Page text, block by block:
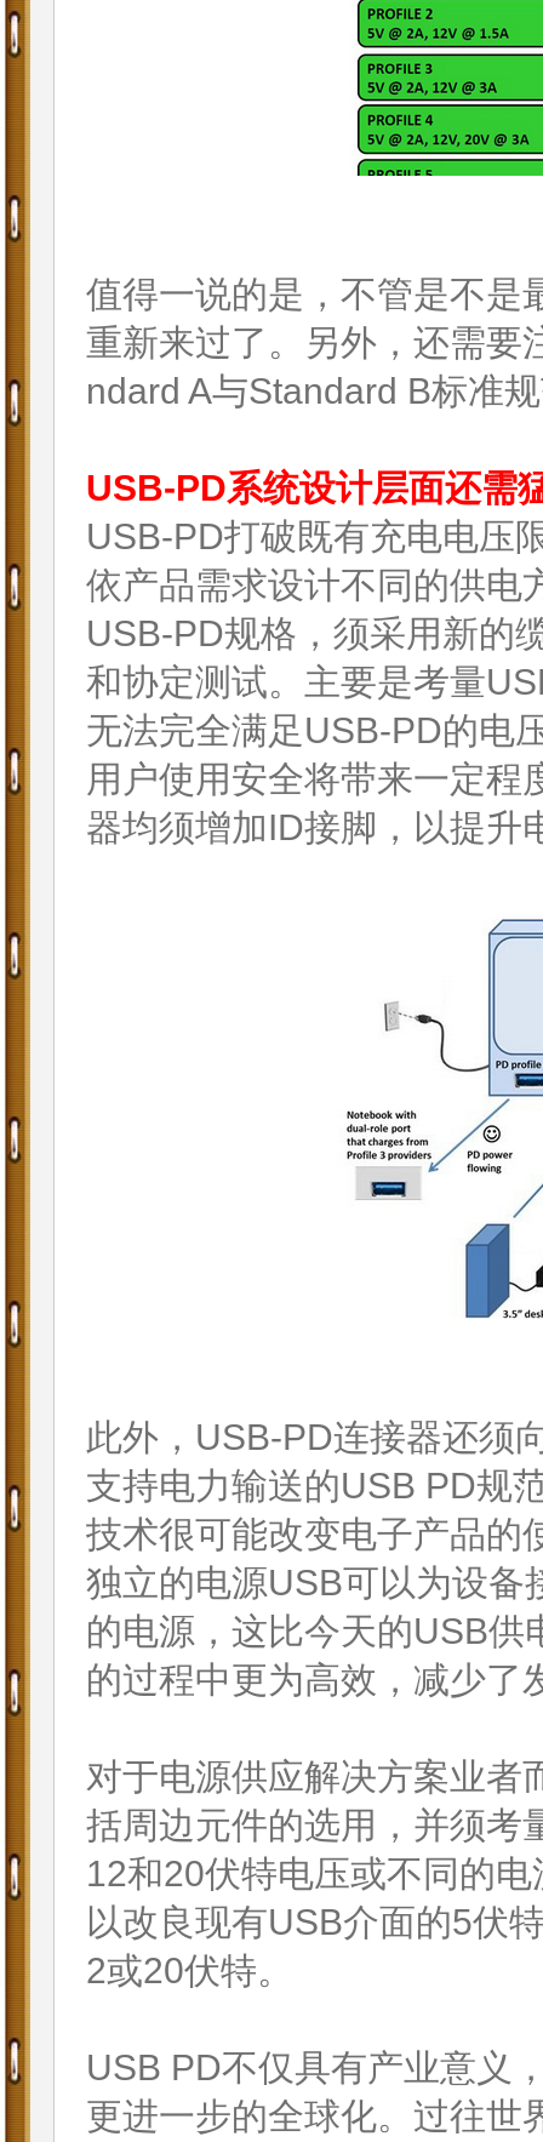
值得一说的是，不管是不是
重新来过了。另外，还需要
ndard A与Standard B标准
USB-PD系统设计层面还需
USB-PD打破既有充电电压
依产品需求设计不同的供电
USB-PD规格，须采用新的
和协定测试。主要是考量
无法完全满足USB-PD的电
用户使用安全将带来一定程
器均须增加ID接脚，以提升
此外，USB-PD连接器还须
支持电力输送的USB PD规
技术很可能改变电子产品的
独立的电源USB可以为设备
的电源，这比今天的USB
的过程中更为高效，减少了
对于电源供应解决方案业者
括周边元件的选用，并须考
12和20伏特电压或不同的
以改良现有USB介面的5伏
2或20伏特。
USB PD不仅具有产业意义
更进一步的全球化。过往世